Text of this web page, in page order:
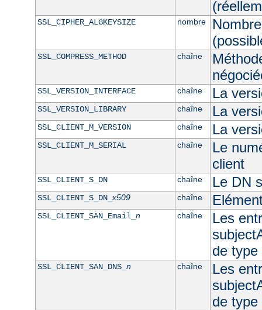
SSL_CIPHER_ALGKEYSIZE nombre
SSL_COMPRESS_METHOD chaîne
SSL_VERSION_INTERFACE chaîne La
SSL_VERSION_LIBRARY chaîne La
SSL_CLIENT_M_VERSION chaîne La
SSL_CLIENT_M_SERIAL chaîne
Le
client
SSL_CLIENT_S_DN chaîne Le DN
SSL_CLIENT_S_DN_x509 chaîne
SSL_CLIENT_SAN_Email_ n chaîne
Les
de type
SSL_CLIENT_SAN_DNS_ n chaîne
Les
de type